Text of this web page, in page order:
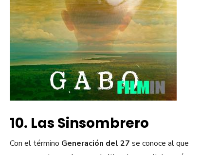
10. Las Sinsombrero
Con el término Generación del 27 se conoce al que